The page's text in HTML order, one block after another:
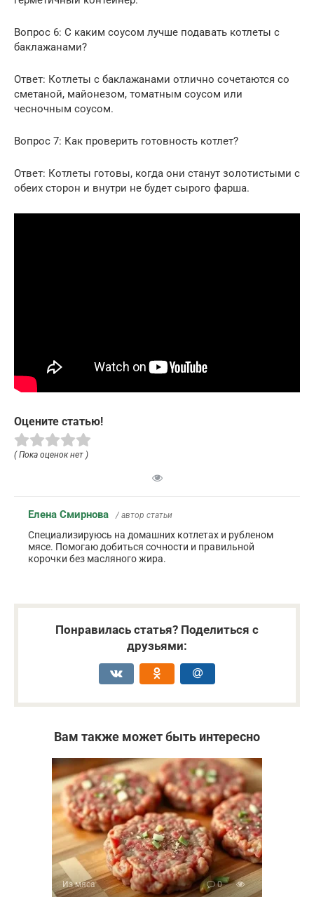
Вопрос 6: С каким соусом лучше подавать котлеты с
баклажанами?
Ответ: Котлеты с баклажанами отлично сочетаются со
сметаной, майонезом, томатным соусом или
чесночным соусом.
Вопрос 7: Как проверить готовность котлет?
Ответ: Котлеты готовы, когда они станут золотистыми с
обеих сторон и внутри не будет сырого фарша.
Оцените статью!
( Пока оценок нет )
Елена Смирнова / автор статьи
Специализируюсь на домашних котлетах и рубленом
мясе. Помогаю добиться сочности и правильной
корочки без масляного жира.
Понравилась статья? Поделиться с
друзьями:
Вам также может быть интересно
Из мяса 0